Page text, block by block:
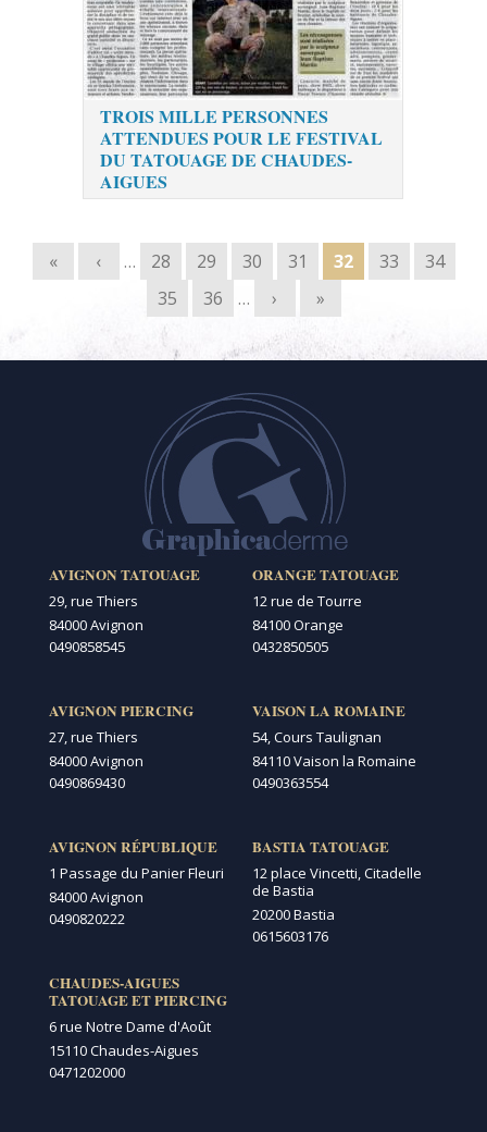
TROIS MILLE PERSONNES
ATTENDUES POUR LE FESTIVAL
DU TATOUAGE DE CHAUDES-
AIGUES
Pages
« ‹ … 28 29 30 31 32 33
34
35
36 … › »
AVIGNON TATOUAGE
29, rue Thiers
84000 Avignon
0490858545
AVIGNON PIERCING
27, rue Thiers
84000 Avignon
0490869430
AVIGNON RÉPUBLIQUE
1 Passage du Panier Fleuri
84000 Avignon
0490820222
CHAUDES-AIGUES
TATOUAGE ET PIERCING
6 rue Notre Dame d'Août
15110 Chaudes-Aigues
0471202000
ORANGE TATOUAGE
12 rue de Tourre
84100 Orange
0432850505
VAISON LA ROMAINE
54, Cours Taulignan
84110 Vaison la Romaine
0490363554
BASTIA TATOUAGE
12 place Vincetti, Citadelle
de Bastia
20200 Bastia
0615603176